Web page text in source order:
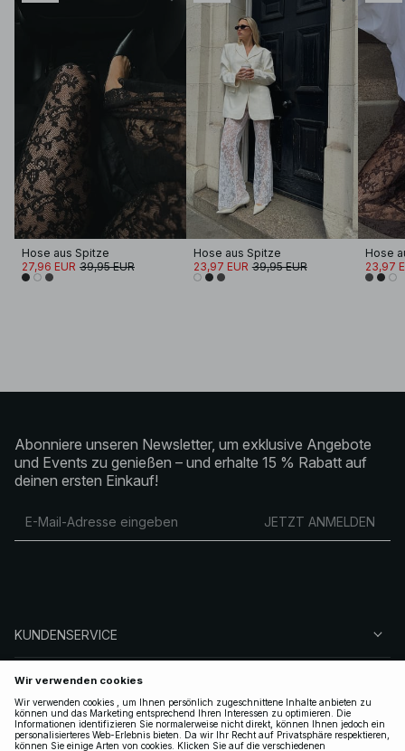
Hose aus Spitze
27,96 EUR 39,95 EUR
Hose aus Spitze
23,97 EUR 39,95 EUR
Hose
23,97
Abonniere unseren Newsletter, um exklusive Angebote
und Events zu genießen – und erhalte 15 % Rabatt auf
deinen ersten Einkauf!
JETZT ANMELDEN
KUNDENSERVICE
ÜBER NA-KD
FOLGEN SIE UNS